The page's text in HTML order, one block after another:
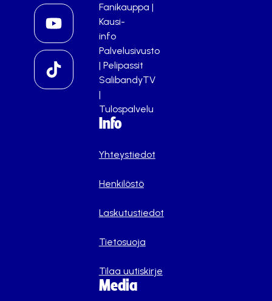
Fanikauppa |
Kausi-
info
Palvelusivusto
| Pelipassit
SalibandyTV
|
Tulospalvelu
Info
Yhteystiedot
Henkilöstö
Laskutustiedot
Tietosuoja
Tilaa uutiskirje
Media